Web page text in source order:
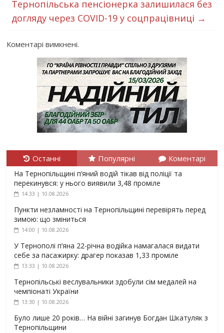
Тернопільська пенсіонерка залишилася без
догляду через COVID-19 у соцпрацівниці →
Коментарі вимкнені.
Останні Популярні Коментарі
На Тернопільщині п’яний водій тікав від поліції та
перекинувся: у нього виявили 3,48 проміле
14:33 | 10.08.2026
Пункти незламності на Тернопільщині перевірять перед
зимою: що зміниться
14:00 | 10.08.2026
У Тернополі п’яна 22-річна водійка намагалася видати
себе за пасажирку: драгер показав 1,33 проміле
13:33 | 10.08.2026
Тернопільські веслувальники здобули сім медалей на
чемпіонаті України
13:30 | 10.08.2026
Було лише 20 років… На війні загинув Богдан Шкатуляк з
Тернопільщини